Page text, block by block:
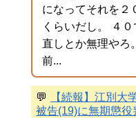
になってそれを２
くらいだし。 ４
直しとか無理やろ
前...
💬
【続報】江別大
被告(19)に無期懲